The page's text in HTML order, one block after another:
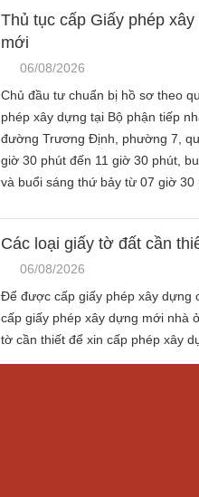
Thủ tục cấp Giấy phép
mới
06/08/2026
Chủ đầu tư chuẩn bị hồ sơ theo
phép xây dựng tại Bộ phận tiếp
đường Trương Định, phường 7,
giờ 30 phút đến 11 giờ 30 phút,
và buổi sáng thứ bảy từ 07 giờ 30
Các loại giấy tờ đất cần
06/08/2026
Để được cấp giấy phép xây dựng
cấp giấy phép xây dựng mới nhà
tờ cần thiết để xin cấp phép xây